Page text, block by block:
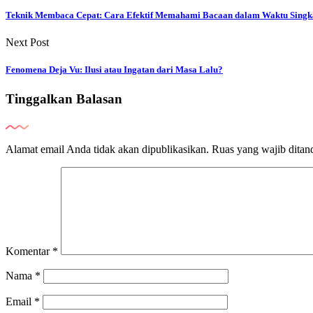
Teknik Membaca Cepat: Cara Efektif Memahami Bacaan dalam Waktu
Next Post
Fenomena Deja Vu: Ilusi atau Ingatan dari Masa Lalu?
Tinggalkan Balasan
Alamat email Anda tidak akan dipublikasikan. Ruas yang wajib
Komentar *
Nama *
Email *